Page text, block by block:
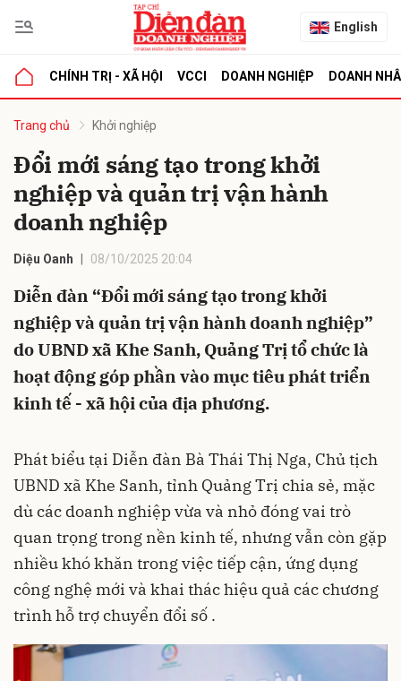
English
CHÍNH TRỊ - XÃ HỘI VCCI DOANH NGHIỆP DOANH
Trang chủ Khởi nghiệp
Đổi mới sáng tạo trong khởi
nghiệp và quản trị vận hành
doanh nghiệp
Diệu Oanh 08/10/2025 20:04
Diễn đàn “Đổi mới sáng tạo trong khởi
nghiệp và quản trị vận hành doanh nghiệp”
do UBND xã Khe Sanh, Quảng Trị tổ chức là
hoạt động góp phần vào mục tiêu phát triển
kinh tế - xã hội của địa phương.
Phát biểu tại Diễn đàn Bà Thái Thị Nga, Chủ tịch
UBND xã Khe Sanh, tỉnh Quảng Trị chia sẻ, mặc
dù các doanh nghiệp vừa và nhỏ đóng vai trò
quan trọng trong nền kinh tế, nhưng vẫn còn gặp
nhiều khó khăn trong việc tiếp cận, ứng dụng
công nghệ mới và khai thác hiệu quả các chương
trình hỗ trợ chuyển đổi số .
luận
Hủy